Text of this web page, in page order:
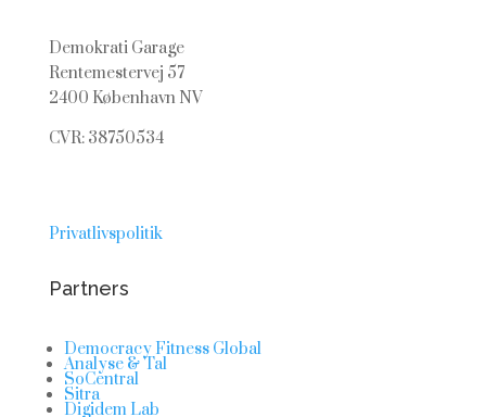
Demokrati Garage
Rentemestervej 57
2400 København NV
CVR: 38750534
Privatlivspolitik
Partners
Democracy Fitness Global
Analyse & Tal
SoCentral
Sitra
Digidem Lab